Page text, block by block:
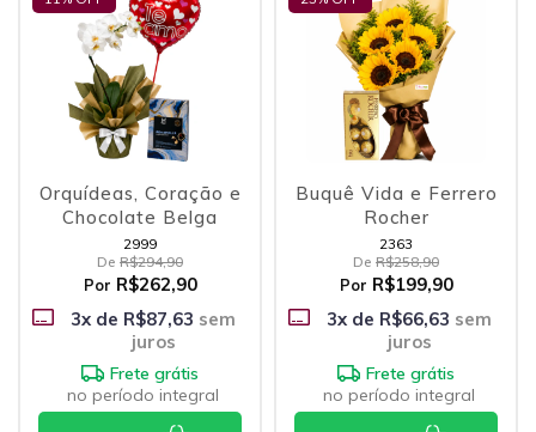
Orquídeas, Coração e
Chocolate Belga
2999
De R$294,90
Por R$262,90
3x de R$87,63 sem
juros
Frete grátis
no período integral
Buquê Vida e Ferrero
Rocher
2363
De R$258,90
Por R$199,90
3x de R$66,63 sem
juros
Frete grátis
no período integral